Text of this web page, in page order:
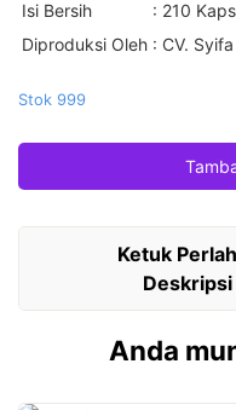
Isi Bersih
: 210
Diproduksi Oleh : CV.
Stok 999
Anda